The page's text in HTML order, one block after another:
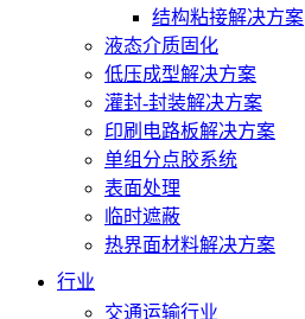
结构粘接解决方案
液态介质固化
低压成型解决方案
灌封-封装解决方案
印刷电路板解决方案
单组分点胶系统
表面处理
临时遮蔽
热界面材料解决方案
行业
交通运输行业